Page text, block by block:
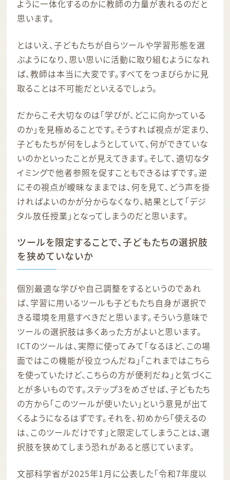
ように一体化するのかに教師の力量が表れるのだと
思います。
とはいえ、子どもたちが自らツールや学習形態を選
ぶようになり、思い思いに活動に取り組むようになれ
ば、教師は本当に大変です。すべてをつまびらかに見
取ることは不可能だといえるでしょう。
だからこそ大切なのは「学びが、どこに向かっている
のか」を見極めることです。そうすれば視点が定まり、
子どもたちが何をしようとしていて、何ができていな
いのかといったことが見えてきます。そして、適切なタ
イミングで他者参照を促すこともできるはずです。逆
にその視点が曖昧なままでは、何を見て、どう声を掛
ければよいのかが分からなくなり、結果として「デジ
タル放任授業」となってしまうのだと思います。
ツールを限定することで、子どもたちの選択肢
を狭めていないか
個別最適な学びや自己調整をするというのであれ
ば、学習に用いるツールも子どもたち自身が選択で
きる環境を用意すべきだと思います。そういう意味で
ツールの選択肢は多くあった方がよいと思います。
ICTのツールは、実際に使ってみて「なるほど、この場
面ではこの機能が役立つんだね」「これまではこちら
を使っていたけど、こちらの方が便利だね」と気づくこ
とが多いものです。ステップ3をめざせば、子どもたち
の方から「このツールが使いたい」という意見が出て
くるようになるはずです。それを、初めから「使えるの
は、このツールだけです」と限定してしまうことは、選
択肢を狭めてしまう恐れがあると感じています。
文部科学省が2025年1月に公表した「令和7年度以